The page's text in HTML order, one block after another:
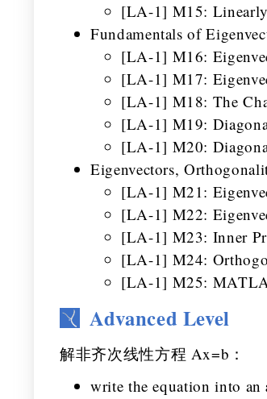
[LA-1] M15: Linearly
Fundamentals of
[LA-1] M16:
[LA-1] M17:
[LA-1] M18: The
[LA-1] M19:
[LA-1] M20:
Eigenvectors,
[LA-1] M21:
[LA-1] M22:
[LA-1] M23: Inner
[LA-1] M24:
[LA-1] M25:
Advanced Level
解非齐次线性方程 Ax=b：
write the equation into an